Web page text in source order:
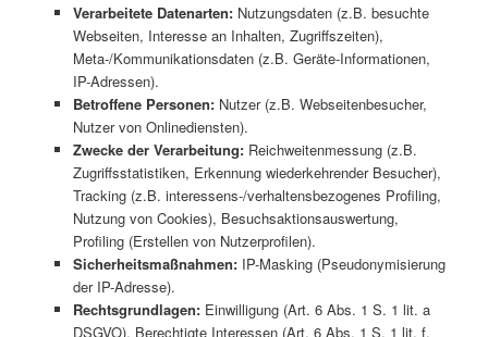
Verarbeitete Datenarten:Nutzungsdaten (z.B. besuchte
Webseiten, Interesse an Inhalten, Zugriffszeiten),
Meta-/Kommunikationsdaten (z.B. Geräte-Informationen,
IP-Adressen).
Betroffene Personen:Nutzer (z.B. Webseitenbesucher,
Nutzer von Onlinediensten).
Zwecke der Verarbeitung:Reichweitenmessung (z.B.
Zugriffsstatistiken, Erkennung wiederkehrender Besucher),
Tracking (z.B. interessens-/verhaltensbezogenes Profiling,
Nutzung von Cookies), Besuchsaktionsauswertung,
Profiling (Erstellen von Nutzerprofilen).
Sicherheitsmaßnahmen:IP-Masking (Pseudonymisierung
der IP-Adresse).
Rechtsgrundlagen:Einwilligung (Art. 6 Abs. 1 S. 1 lit. a
DSGVO), Berechtigte Interessen (Art. 6 Abs. 1 S. 1 lit. f.